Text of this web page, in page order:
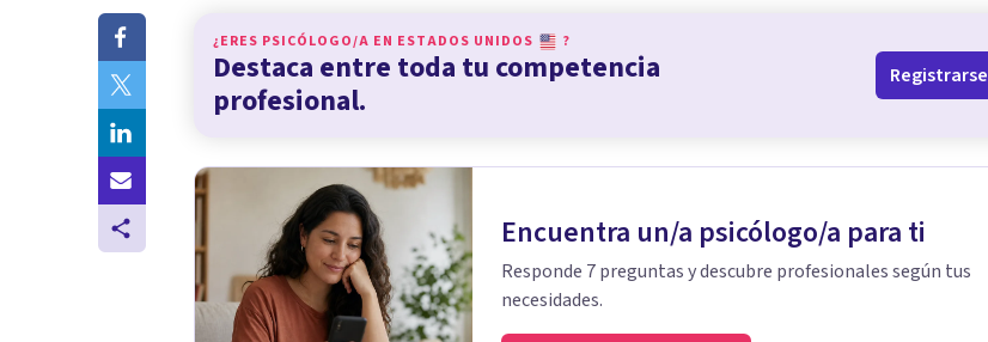
¿ERES PSICÓLOGO/A EN ESTADOS UNIDOS ?
Destaca entre toda tu competencia
profesional.
Registrarse
Encuentra un/a psicólogo/a para ti
Responde 7 preguntas y descubre profesionales según tus
necesidades.